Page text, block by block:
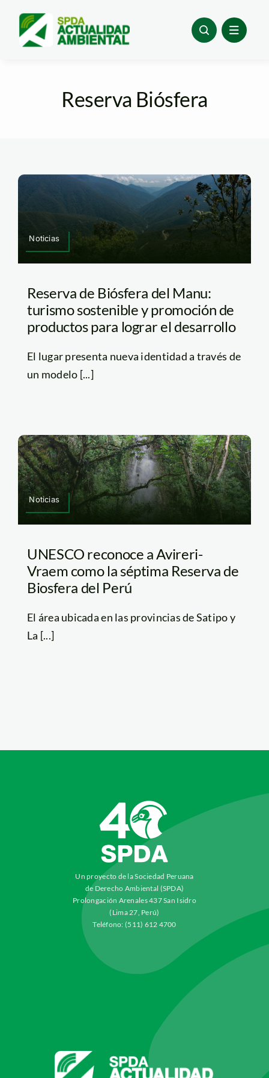
content
Reserva Biósfera
Noticias
Reserva de Biósfera del Manu:
turismo sostenible y promoción de
productos para lograr el desarrollo
El lugar presenta nueva identidad a través de
un modelo [...]
Noticias
UNESCO reconoce a Avireri-
Vraem como la séptima Reserva de
Biosfera del Perú
El área ubicada en las provincias de Satipo y
La [...]
Un proyecto de la Sociedad Peruana
de Derecho Ambiental (SPDA)
Prolongación Arenales 437 San Isidro
(Lima 27, Perú)
Teléfono: (511) 612 4700